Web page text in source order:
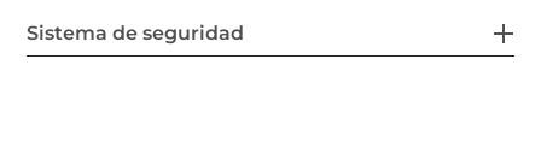
Sistema de seguridad